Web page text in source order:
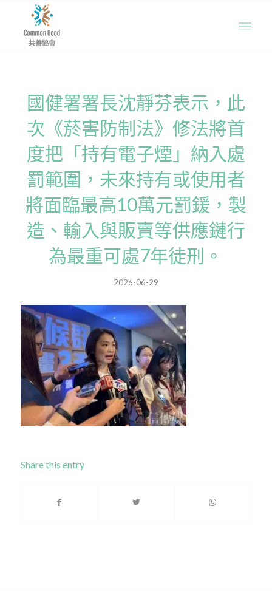
國健署署長沈靜芬表示，此
次《菸害防制法》修法將首
度把「持有電子煙」納入處
罰範圍，未來持有或使用者
將面臨最高10萬元罰鍰，製
造、輸入與販賣等供應鏈行
為最重可處7年徒刑。
2026-06-29
Share this entry